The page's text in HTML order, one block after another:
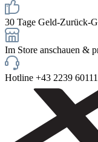
30 Tage Geld-Zurück-
Im Store anschauen &
Hotline +43 2239